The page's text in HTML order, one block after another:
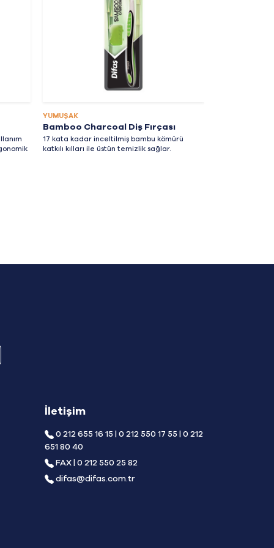
YUMUŞAK
Bamboo Charcoal Diş Fırçası
17 kata kadar inceltilmiş bambu kömürü
katkılı kılları ile üstün temizlik sağlar.
İletişim
0 212 655 16 15 | 0 212 550 17 55 | 0 212
651 80 40
FAX | 0 212 550 25 82
difas@difas.com.tr